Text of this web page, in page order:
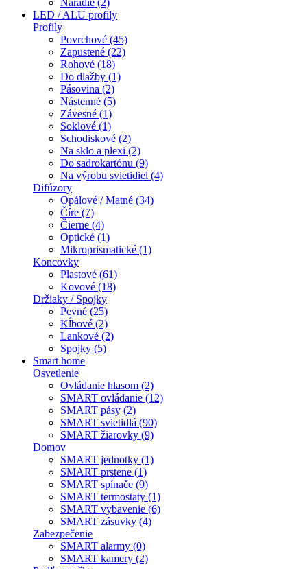
Náradie (2)
LED / ALU profily
Profily
Povrchové (45)
Zapustené (22)
Rohové (18)
Do dlažby (1)
Pásovina (2)
Nástenné (5)
Závesné (1)
Soklové (1)
Schodiskové (2)
Na sklo a plexi (2)
Do sadrokartónu (9)
Na výrobu svietidiel (4)
Difúzory
Opálové / Matné (34)
Číre (7)
Čierne (4)
Optické (1)
Mikroprismatické (1)
Koncovky
Plastové (61)
Kovové (18)
Držiaky / Spojky
Pevné (25)
Kĺbové (2)
Lankové (2)
Spojky (5)
Smart home
Osvetlenie
Ovládanie hlasom (2)
SMART ovládanie (12)
SMART pásy (2)
SMART svietidlá (90)
SMART žiarovky (9)
Domov
SMART jednotky (1)
SMART prstene (1)
SMART spínače (9)
SMART termostaty (1)
SMART vybavenie (6)
SMART zásuvky (4)
Zabezpečenie
SMART alarmy (0)
SMART kamery (2)